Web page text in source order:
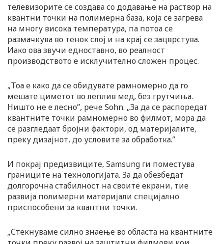
телевизорите се создава со додавање на раствор на
квантни точки на полимерна база, која се загрева
на многу висока температура, па потоа се
размачкува во тенок слој и на крај се зацврстува.
Иако ова звучи едноставно, во реалност
производството е исклучително сложен процес.
„Тоа е како да се обидувате рамномерно да го
мешате циметот во леплив мед, без грутчиња.
Ништо не е лесно”, рече Sohn. „За да се распоредат
квантните точки рамномерно во филмот, мора да
се разгледаат бројни фактори, од материјалите,
преку дизајнот, до условите за обработка.”
И покрај предизвиците, Samsung ги поместува
границите на технологијата. За да обезбедат
долгорочна стабилност на своите екрани, тие
развија полимерни материјали специјално
приспособени за квантни точки.
„Стекнуваме силно знаење во областа на квантните